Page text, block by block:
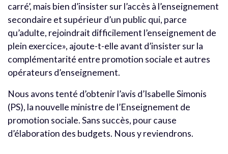
carré’, mais bien d’insister sur l’accès à l’enseignement
secondaire et supérieur d’un public qui, parce
qu’adulte, rejoindrait difficilement l’enseignement de
plein exercice», ajoute-t-elle avant d’insister sur la
complémentarité entre promotion sociale et autres
opérateurs d’enseignement.
Nous avons tenté d’obtenir l’avis d’Isabelle Simonis
(PS), la nouvelle ministre de l’Enseignement de
promotion sociale. Sans succès, pour cause
d’élaboration des budgets. Nous y reviendrons.